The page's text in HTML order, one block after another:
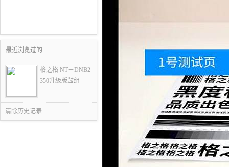
最近浏览过的
格之格 NT－DNB2
350升级版鼓组
清除历史记录